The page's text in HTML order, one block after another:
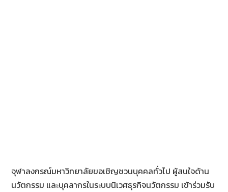
จุฬาลงกรณ์มหาวิทยาลัยขอเชิญชวนบุคคลทั่วไป ผู้สนใจด้าน
นวัตกรรม และบุคลากรในระบบนิเวศธุรกิจนวัตกรรม เข้าร่วมรับ